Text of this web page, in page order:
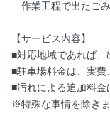
作業工程で出たごみ
【サービス内容】
■対応地域であれば、
■駐車場料金は、実費
■汚れによる追加料金
※特殊な事情を除きま